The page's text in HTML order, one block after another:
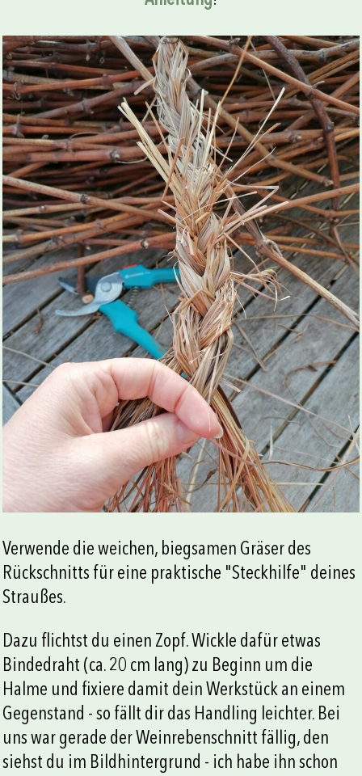
Verwende die weichen, biegsamen Gräser des
Rückschnitts für eine praktische "Steckhilfe" deines
Straußes.
Dazu flichtst du einen Zopf. Wickle dafür etwas
Bindedraht (ca. 20 cm lang) zu Beginn um die
Halme und fixiere damit dein Werkstück an einem
Gegenstand - so fällt dir das Handling leichter. Bei
uns war gerade der Weinrebenschnitt fällig, den
siehst du im Bildhintergrund - ich habe ihn schon